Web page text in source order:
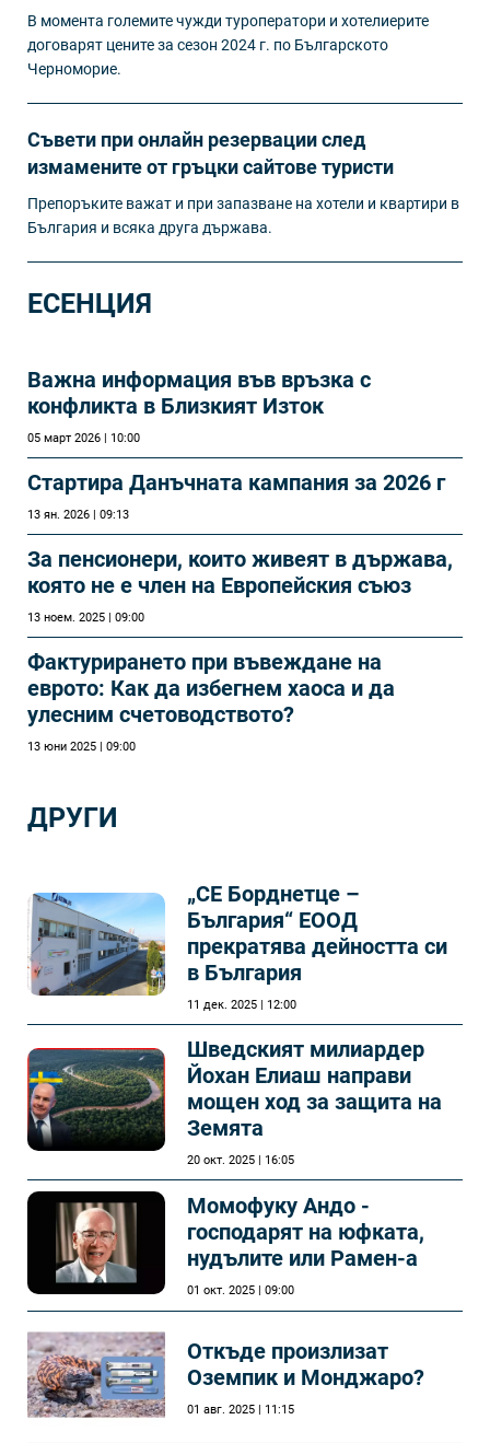
В момента големите чужди туроператори и хотелиерите
договарят цените за сезон 2024 г. по Българското
Черноморие.
Съвети при онлайн резервации след
измамените от гръцки сайтове туристи
Препоръките важат и при запазване на хотели и квартири в
България и всяка друга държава.
ЕСЕНЦИЯ
Важна информация във връзка с
конфликта в Близкият Изток
05 март 2026 | 10:00
Стартира Данъчната кампания за 2026 г
13 ян. 2026 | 09:13
За пенсионери, които живеят в държава,
която не е член на Европейския съюз
13 ноем. 2025 | 09:00
Фактурирането при въвеждане на
еврото: Как да избегнем хаоса и да
улесним счетоводството?
13 юни 2025 | 09:00
ДРУГИ
„СЕ Борднетце –
България“ ЕООД
прекратява дейността си
в България
11 дек. 2025 | 12:00
Шведският милиардер
Йохан Елиаш направи
мощен ход за защита на
Земята
20 окт. 2025 | 16:05
Момофуку Андо -
господарят на юфката,
нудълите или Рамен-а
01 окт. 2025 | 09:00
Откъде произлизат
Оземпик и Монджаро?
01 авг. 2025 | 11:15